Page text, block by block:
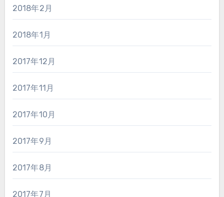
2018年2月
2018年1月
2017年12月
2017年11月
2017年10月
2017年9月
2017年8月
2017年7月